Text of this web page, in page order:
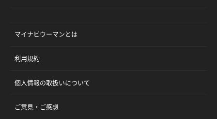
マイナビウーマンとは
利用規約
個人情報の取扱いについて
ご意見・ご感想